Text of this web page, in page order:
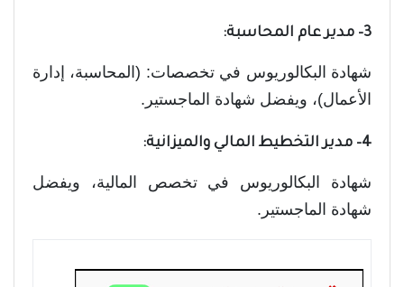
3– مدير عام المحاسبة:
شهادة البكالوريوس في تخصصات: (المحاسبة، إدارة
الأعمال)، ويفضل شهادة الماجستير.
4– مدير التخطيط المالي والميزانية:
شهادة البكالوريوس في تخصص المالية، ويفضل
شهادة الماجستير.